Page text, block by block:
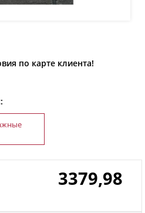
по карте клиента!
3379,98